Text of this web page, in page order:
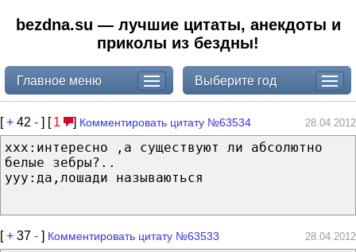
bezdna.su — лучшие цитаты, анекдоты и
приколы из бездны!
Главное меню Выберите год
[+ 42 - ] [ 1 ] Комментировать цитату №63534 28.04.2012
xxx:интересно ,а существуют ли абсолютно
белые зебры?..
yyy:да,лошади называються
[+ 37 - ] Комментировать цитату №63533 28.04.2012